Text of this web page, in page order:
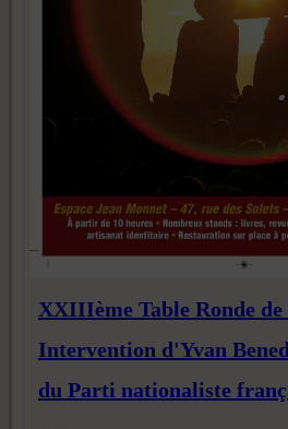
XXIIIème Table Ronde de
Intervention d'Yvan
du Parti nationaliste